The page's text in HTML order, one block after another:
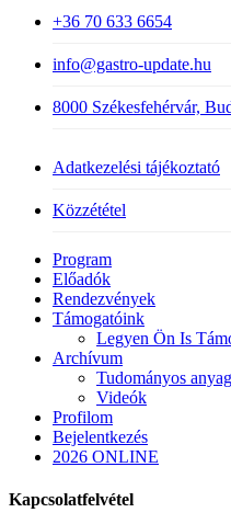
+36 70 633 6654
info@gastro-update.hu
8000 Székesfehérvár,
Adatkezelési tájékoztató
Közzététel
Close
Menu
Program
Előadók
Rendezvények
Támogatóink
Legyen Ön Is
Archívum
Tudományos
Videók
Profilom
Bejelentkezés
2026 ONLINE
Kapcsolatfelvétel